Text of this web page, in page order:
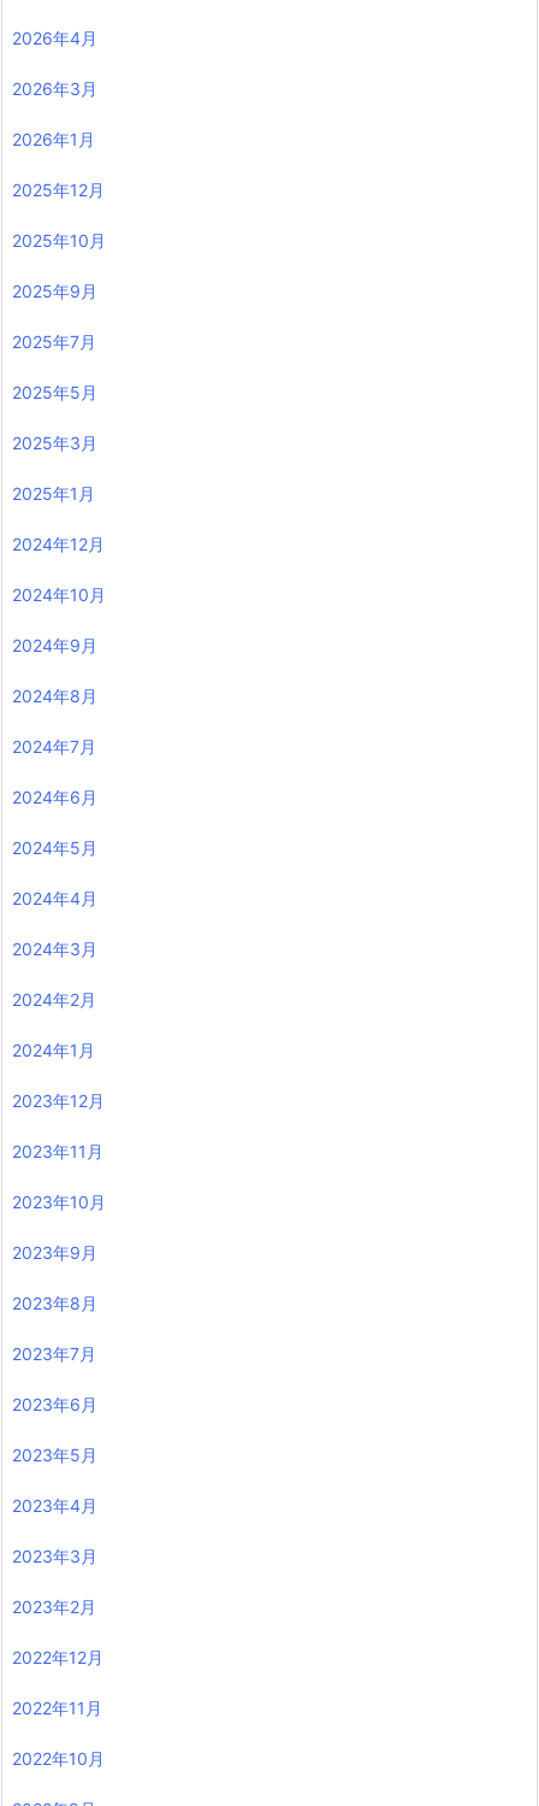
2026年4月
2026年3月
2026年1月
2025年12月
2025年10月
2025年9月
2025年7月
2025年5月
2025年3月
2025年1月
2024年12月
2024年10月
2024年9月
2024年8月
2024年7月
2024年6月
2024年5月
2024年4月
2024年3月
2024年2月
2024年1月
2023年12月
2023年11月
2023年10月
2023年9月
2023年8月
2023年7月
2023年6月
2023年5月
2023年4月
2023年3月
2023年2月
2022年12月
2022年11月
2022年10月